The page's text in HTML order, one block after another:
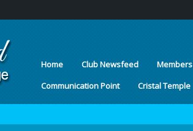
Home Club Newsfeed Members
Communication Point
Cristal Temple